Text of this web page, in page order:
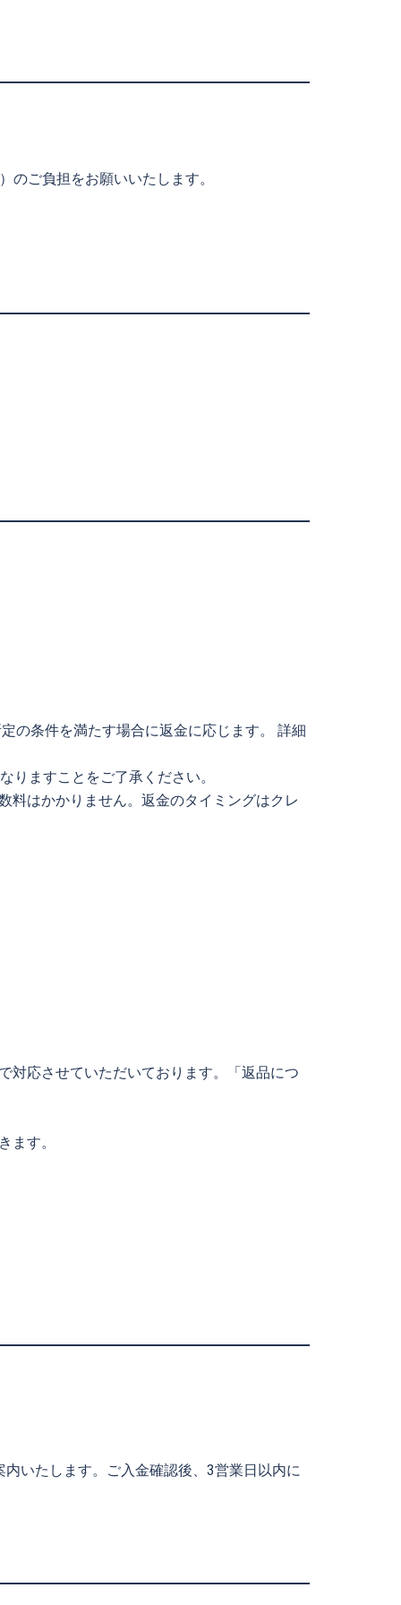
のご負担をお願いいたします。
の条件を満たす場合に返金に応じます。 詳細
りますことをご了承ください。
料はかかりません。返金のタイミングはクレ
対応させていただいております。「返品につ
ます。
いたします。ご入金確認後、3営業日以内に